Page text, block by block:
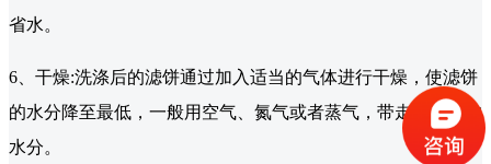
省水。
6、干燥:洗涤后的滤饼通过加入适当的气体进行干燥，使滤饼
的水分降至最低，一般用空气、氮气或者蒸气，带走滤饼中的
水分。